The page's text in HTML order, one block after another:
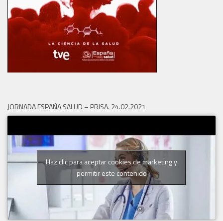
JORNADA ESPAÑA SALUD – PRISA. 24.02.2021
Haz clic para aceptar cookies de marketing y
permitir este contenido